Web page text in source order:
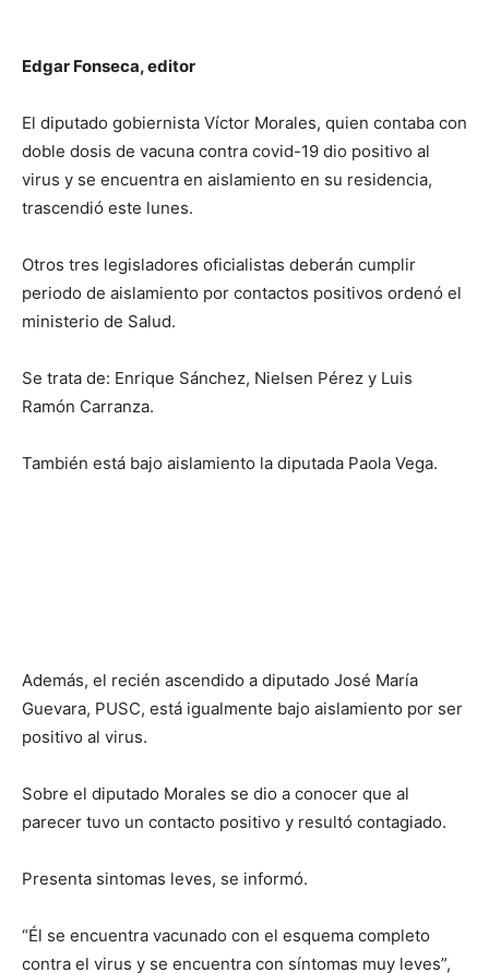
Edgar Fonseca, editor
El diputado gobiernista Víctor Morales, quien contaba con
doble dosis de vacuna contra covid-19 dio positivo al
virus y se encuentra en aislamiento en su residencia,
trascendió este lunes.
Otros tres legisladores oficialistas deberán cumplir
periodo de aislamiento por contactos positivos ordenó el
ministerio de Salud.
Se trata de: Enrique Sánchez, Nielsen Pérez y Luis
Ramón Carranza.
También está bajo aislamiento la diputada Paola Vega.
Además, el recién ascendido a diputado José María
Guevara, PUSC, está igualmente bajo aislamiento por ser
positivo al virus.
Sobre el diputado Morales se dio a conocer que al
parecer tuvo un contacto positivo y resultó contagiado.
Presenta sintomas leves, se informó.
“Él se encuentra vacunado con el esquema completo
contra el virus y se encuentra con síntomas muy leves”,